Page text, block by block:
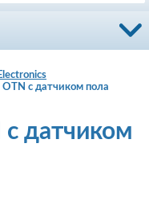
OTN с датчиком пола
с датчиком